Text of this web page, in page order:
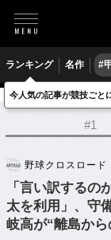
ランキング 名作 #
野球 高校野球
#1
野球クロスロード
「言い訳するの
太を利用」、守
岐高が“離島か
今人気の記事が競技ごと